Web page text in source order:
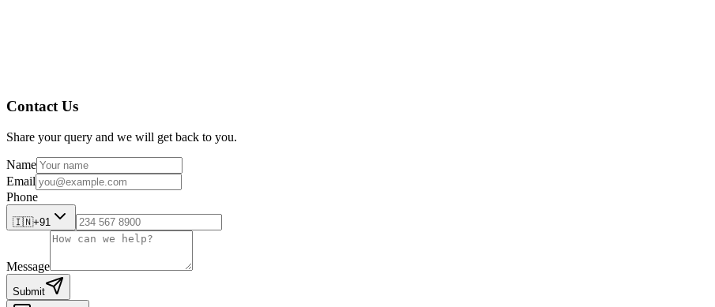
Contact Us
Share your query and we will get back to you.
Name
Email
Phone
🇮🇳+91
Message
Submit